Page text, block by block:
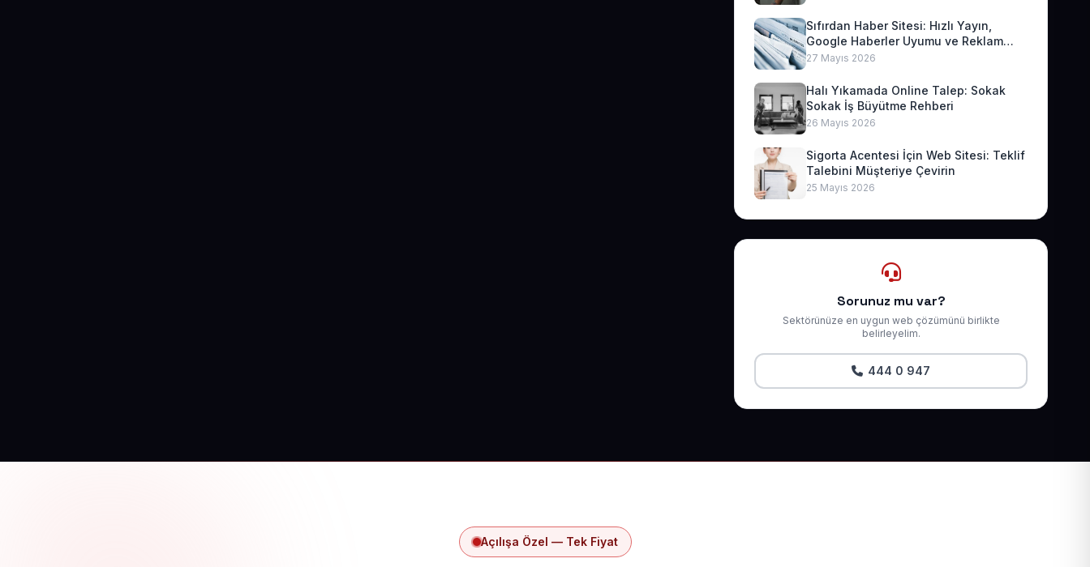
Sıfırdan Haber Sitesi: Hızlı Yayın,
Google Haberler Uyumu ve Reklam
Geliri
27 Mayıs 2026
Halı Yıkamada Online Talep: Sokak
Sokak İş Büyütme Rehberi
26 Mayıs 2026
Sigorta Acentesi İçin Web Sitesi: Teklif
Talebini Müşteriye Çevirin
25 Mayıs 2026
Sorunuz mu var?
Sektörünüze en uygun web çözümünü birlikte
belirleyelim.
444 0 947
Açılışa Özel — Tek Fiyat